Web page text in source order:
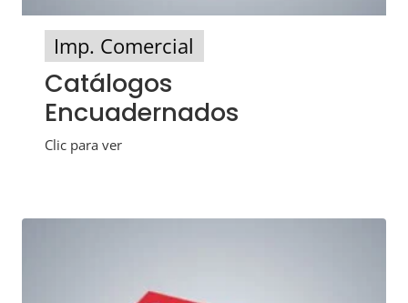
Imp. Comercial
Catálogos
Encuadernados
Clic para ver